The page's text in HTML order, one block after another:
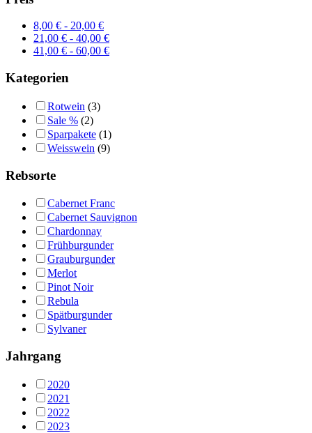
8,00 € - 20,00 €
21,00 € - 40,00 €
41,00 € - 60,00 €
Kategorien
Rotwein (3)
Sale % (2)
Sparpakete (1)
Weisswein (9)
Rebsorte
Cabernet Franc
Cabernet Sauvignon
Chardonnay
Frühburgunder
Grauburgunder
Merlot
Pinot Noir
Rebula
Spätburgunder
Sylvaner
Jahrgang
2020
2021
2022
2023